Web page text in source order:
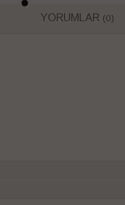
YORUMLAR (0)